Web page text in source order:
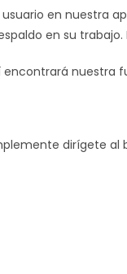
en nuestra
en su
nuestra
dirígete al